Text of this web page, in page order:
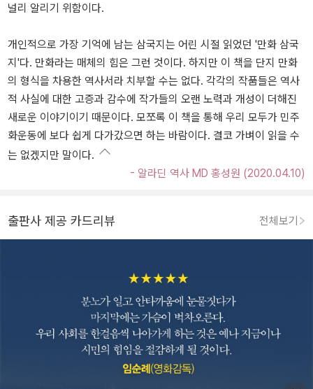
널리 알리기 위함이다.
개인적으로 가장 기억에 남는 삼국지는 어린 시절 읽었던 '만화 삼국
지'다. 만화라는 매체의 힘은 그런 것이다. 하지만 이 책을 단지 만화
의 형식을 차용한 역사서라 치부할 수는 없다. 각각의 작품들은 역사
적 사실에 대한 고증과 감수에 작가들의 오랜 노력과 개성이 더해진
새로운 이야기이기 때문이다. 모쪼록 이 책을 통해 우리 모두가 민주
화운동에 보다 쉽게 다가갔으면 하는 바람이다. 결코 가벼이 읽을 수
는 없겠지만 말이다.
- 알라딘 역사 MD 홍성원 (2020.04.10)
출판사 제공 카드리뷰 전체보기